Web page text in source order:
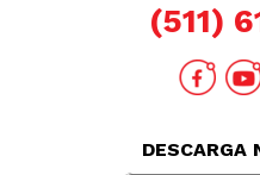
(511)
DESCARGA